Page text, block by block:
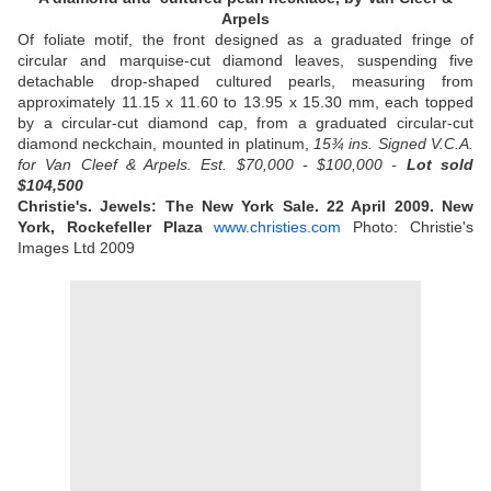
Arpels
Of foliate motif, the front designed as a graduated fringe of
circular and marquise-cut diamond leaves, suspending five
detachable drop-shaped cultured pearls, measuring from
approximately 11.15 x 11.60 to 13.95 x 15.30 mm, each topped
by a circular-cut diamond cap, from a graduated circular-cut
diamond neckchain, mounted in platinum,
15¾ ins. Signed V.C.A.
for Van Cleef & Arpels. Est. $70,000 - $100,000 - Lot sold
$104,500
Christie's. Jewels: The New York Sale. 22 April 2009. New
York, Rockefeller Plaza
www.christies.com Photo: Christie's
Images Ltd 2009